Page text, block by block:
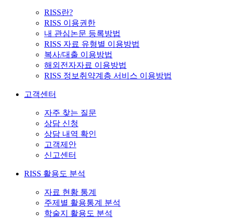
RISS란?
RISS 이용권한
내 관심논문 등록방법
RISS 자료 유형별 이용방법
복사/대출 이용방법
해외전자자료 이용방법
RISS 정보취약계층 서비스 이용방법
고객센터
자주 찾는 질문
상담 신청
상담 내역 확인
고객제안
신고센터
RISS 활용도 분석
자료 현황 통계
주제별 활용통계 분석
학술지 활용도 분석